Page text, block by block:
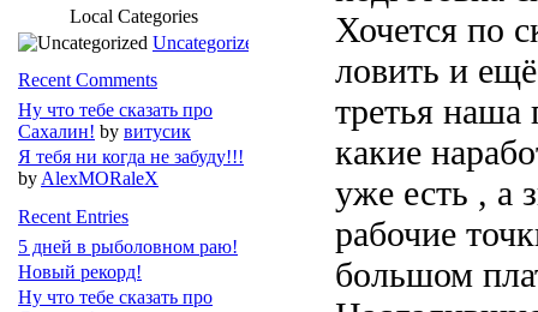
Хочется по
ловить и
третья наша
какие
уже есть , а
рабочие
большом
Local Categories
Uncategorized
Recent Comments
Ну что тебе сказать про
Сахалин! by витусик
Я тебя ни когда не забуду!!!
by AlexMORaleX
Recent Entries
5 дней в рыболовном раю!
Новый рекорд!
Ну что тебе сказать про